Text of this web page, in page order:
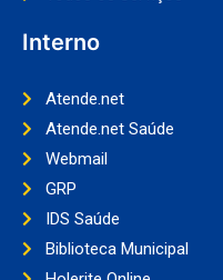
Interno
Atende.net
Atende.net Saúde
Webmail
GRP
IDS Saúde
Biblioteca Municipal